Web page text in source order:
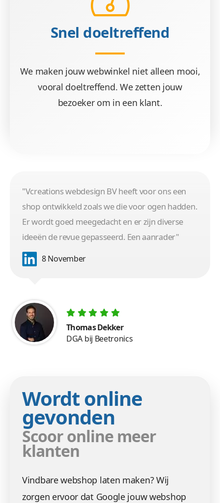
Snel doeltreffend
We maken jouw webwinkel niet alleen mooi,
vooral doeltreffend. We zetten jouw
bezoeker om in een klant.
"Vcreations webdesign BV heeft voor ons een
shop ontwikkeld zoals we die voor ogen hadden.
Er wordt goed meegedacht en er zijn diverse
ideeën de revue gepasseerd. Een aanrader"
8 November
Thomas Dekker
DGA bij Beetronics
Wordt online
gevonden
Scoor online meer
klanten
Vindbare webshop laten maken? Wij
zorgen ervoor dat Google jouw webshop